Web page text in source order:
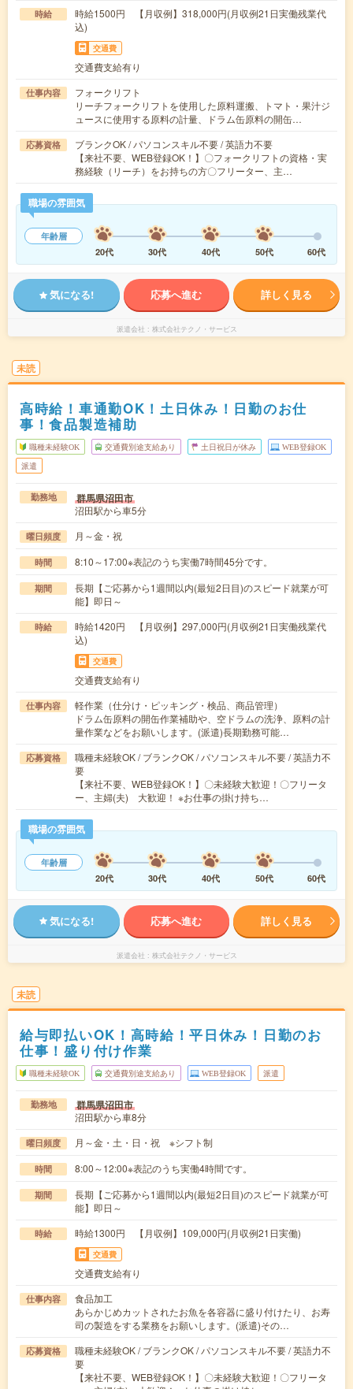
時給
時給1500円 【月収例】318,000円(月収例21日実働残業代
込)
交通費
交通費支給有り
仕事内容
フォークリフト
リーチフォークリフトを使用した原料運搬、トマト・果汁ジ
ュースに使用する原料の計量、ドラム缶原料の開缶…
応募資格
ブランクOK / パソコンスキル不要 / 英語力不要
【来社不要、WEB登録OK！】〇フォークリフトの資格・実
務経験（リーチ）をお持ちの方〇フリーター、主…
職場の雰囲気
年齢層
20代
30代 40代 50代 60代
気になる! 応募へ進む 詳しく見る
派遣会社 株式会社テクノ・サービス
未読
高時給！車通勤OK！土日休み！日勤のお仕
事！食品製造補助
職種未経験OK 交通費別途支給あり 土日祝日が休み WEB登録OK
派遣
勤務地 群馬県沼田市
沼田駅から車5分
曜日頻度 月～金・祝
時間 8:10～17:00※表記のうち実働7時間45分です。
期間
長期【ご応募から1週間以内(最短2日目)のスピード就業が可
能】即日～
時給
時給1420円 【月収例】297,000円(月収例21日実働残業代
込)
交通費
交通費支給有り
仕事内容
軽作業（仕分け・ピッキング・検品、商品管理）
ドラム缶原料の開缶作業補助や、空ドラムの洗浄、原料の計
量作業などをお願いします。(派遣)長期勤務可能…
応募資格
職種未経験OK / ブランクOK / パソコンスキル不要 / 英語力不
要
【来社不要、WEB登録OK！】〇未経験大歓迎！〇フリータ
ー、主婦(夫) 大歓迎！ ※お仕事の掛け持ち…
職場の雰囲気
年齢層
20代
30代 40代 50代 60代
気になる! 応募へ進む 詳しく見る
派遣会社 株式会社テクノ・サービス
未読
給与即払いOK！高時給！平日休み！日勤のお
仕事！盛り付け作業
職種未経験OK 交通費別途支給あり WEB登録OK 派遣
勤務地 群馬県沼田市
沼田駅から車8分
曜日頻度 月～金・土・日・祝 ※シフト制
時間 8:00～12:00※表記のうち実働4時間です。
期間
長期【ご応募から1週間以内(最短2日目)のスピード就業が可
能】即日～
時給 時給1300円 【月収例】109,000円(月収例21日実働)
交通費
交通費支給有り
仕事内容
食品加工
あらかじめカットされたお魚を各容器に盛り付けたり、お寿
司の製造をする業務をお願いします。(派遣)その…
応募資格
職種未経験OK / ブランクOK / パソコンスキル不要 / 英語力不
要
【来社不要、WEB登録OK！】〇未経験大歓迎！〇フリータ